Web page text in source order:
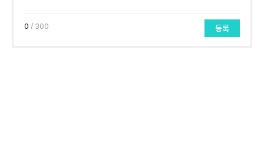
0 / 300 등록